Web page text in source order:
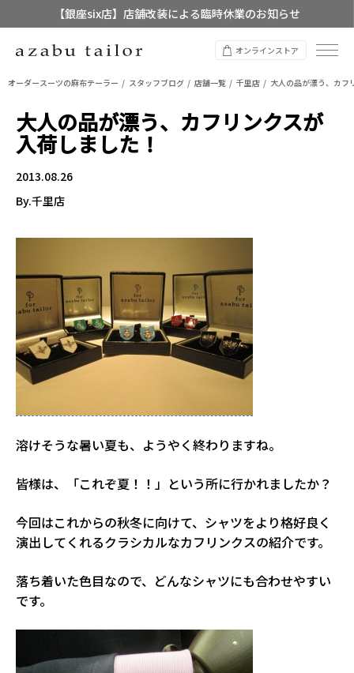
【銀座six店】店舗改装による臨時休業のお知らせ
【店舗限定】レディースオーダースーツ
オンラインストア
オーダースーツの麻布テーラー スタッフブログ 店舗一覧 千里店 大人の品が漂う、カフ
大人の品が漂う、カフリンクスが
入荷しました！
2013.08.26
By.千里店
溶けそうな暑い夏も、ようやく終わりますね。
皆様は、「これぞ夏！！」という所に行かれましたか？
今回はこれからの秋冬に向けて、シャツをより格好良く
演出してくれるクラシカルなカフリンクスの紹介です。
落ち着いた色目なので、どんなシャツにも合わせやすい
です。